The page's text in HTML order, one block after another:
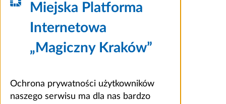
Miejska Platforma
Internetowa
„Magiczny Kraków”
Ochrona prywatności użytkowników
naszego serwisu ma dla nas bardzo